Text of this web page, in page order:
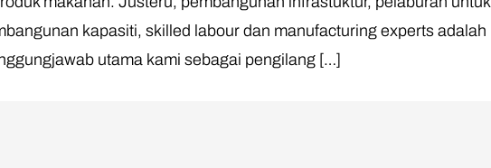
kapasiti, skilled labour dan manufacturing experts adalah
utama kami sebagai pengilang […]